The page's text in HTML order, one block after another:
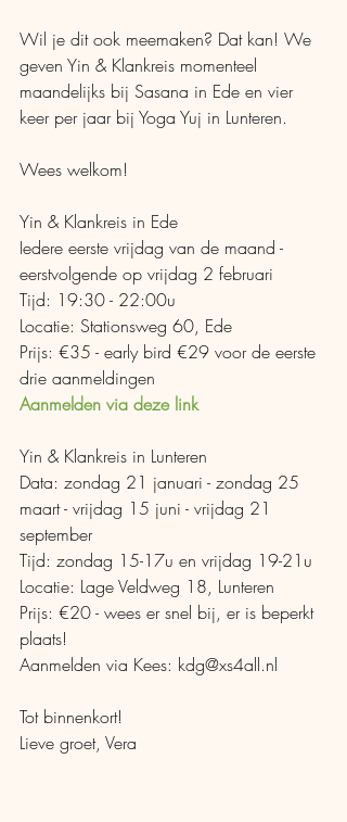
Wil je dit ook meemaken? Dat kan! We
geven Yin & Klankreis momenteel
maandelijks bij Sasana in Ede en vier
keer per jaar bij Yoga Yuj in Lunteren.
Wees welkom!
Yin & Klankreis in Ede
Iedere eerste vrijdag van de maand -
eerstvolgende op vrijdag 2 februari
Tijd: 19:30 - 22:00u
Locatie: Stationsweg 60, Ede
Prijs: €35 - early bird €29 voor de eerste
drie aanmeldingen
Aanmelden via deze link
Yin & Klankreis in Lunteren
Data: zondag 21 januari - zondag 25
maart - vrijdag 15 juni - vrijdag 21
september
Tijd: zondag 15-17u en vrijdag 19-21u
Locatie: Lage Veldweg 18, Lunteren
Prijs: €20 - wees er snel bij, er is beperkt
plaats!
Aanmelden via Kees: kdg@xs4all.nl
Tot binnenkort!
Lieve groet, Vera